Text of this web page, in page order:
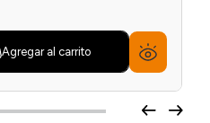
Agregar al carrito